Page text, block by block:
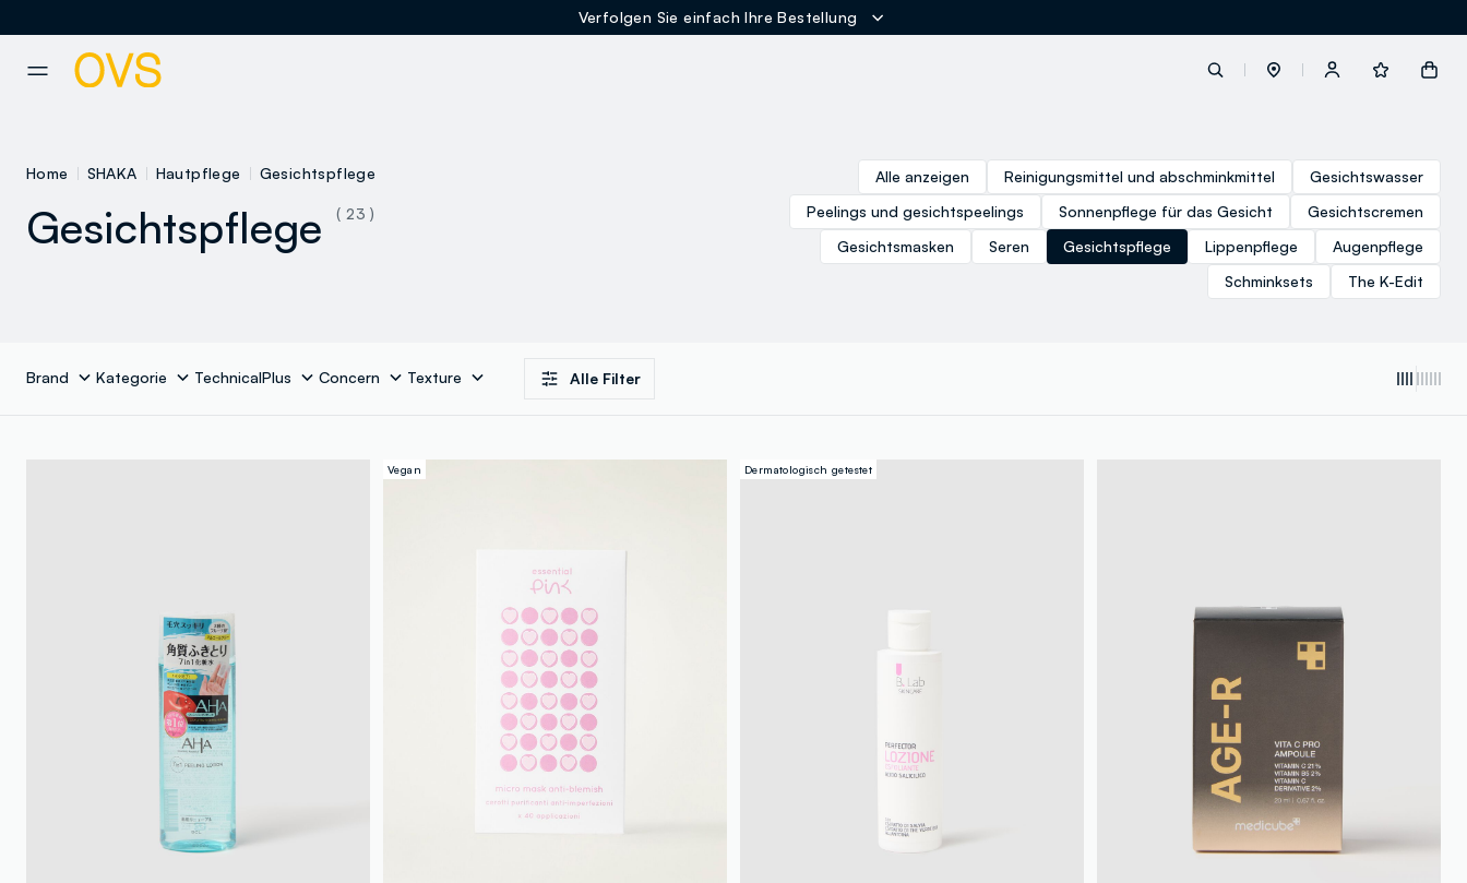
Verfolgen Sie einfach Ihre Bestellung
label.account.login
button.loginandregister
button.order.tracking
Home SHAKA Hautpflege Gesichtspflege
Gesichtspflege ( 23 )
Alle anzeigen Reinigungsmittel und abschminkmittel
Gesichtswasser
Peelings und gesichtspeelings
Sonnenpflege für das Gesicht
Gesichtscremen
Gesichtsmasken
Seren Gesichtspflege Lippenpflege
Augenpflege
Schminksets
The K-Edit
Brand Kategorie TechnicalPlus Concern Texture Alle Filter
Vegan Dermatologisch getestet